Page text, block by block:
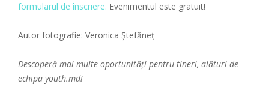
formularul de înscriere. Evenimentul este gratuit!
Autor fotografie: Veronica Ștefăneț
Descoperă mai multe oportunități pentru tineri, alături de
echipa youth.md!